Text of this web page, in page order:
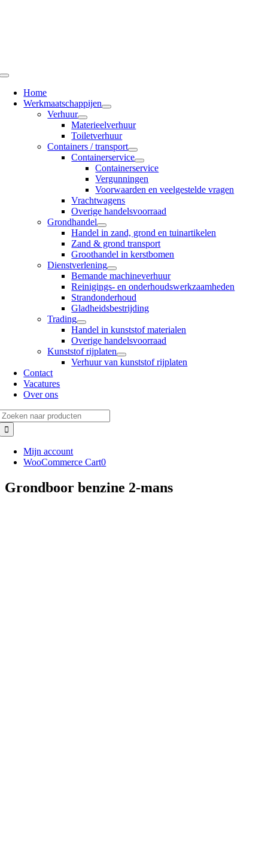
Toggle
NavigationHome
Werkmaatschappijen
Verhuur
Materieelverhuur
Toiletverhuur
Containers / transport
Containerservice
Containerservice
Vergunningen
Voorwaarden en veelgestelde vragen
Vrachtwagens
Overige handelsvoorraad
Grondhandel
Handel in zand, grond en tuinartikelen
Zand & grond transport
Groothandel in kerstbomen
Dienstverlening
Bemande machineverhuur
Reinigings- en onderhoudswerkzaamheden
Strandonderhoud
Gladheidsbestrijding
Trading
Handel in kunststof materialen
Overige handelsvoorraad
Kunststof rijplaten
Verhuur van kunststof rijplaten
Contact
Vacatures
Over ons
Mijn account
WooCommerce Cart0
Grondboor benzine 2-mans